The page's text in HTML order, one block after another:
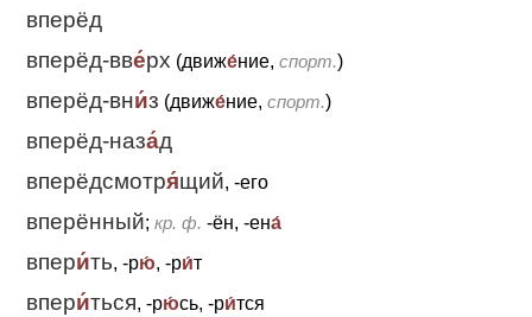
вперёд
вперёд-вве́рх (движе́ние, спорт.)
вперёд-вни́з (движе́ние, спорт.)
вперёд-наза́д
вперёдсмотря́щий, -его
вперённый; кр. ф. -ён, -ена́
впери́ть, -рю́, -ри́т
впери́ться, -рю́сь, -ри́тся